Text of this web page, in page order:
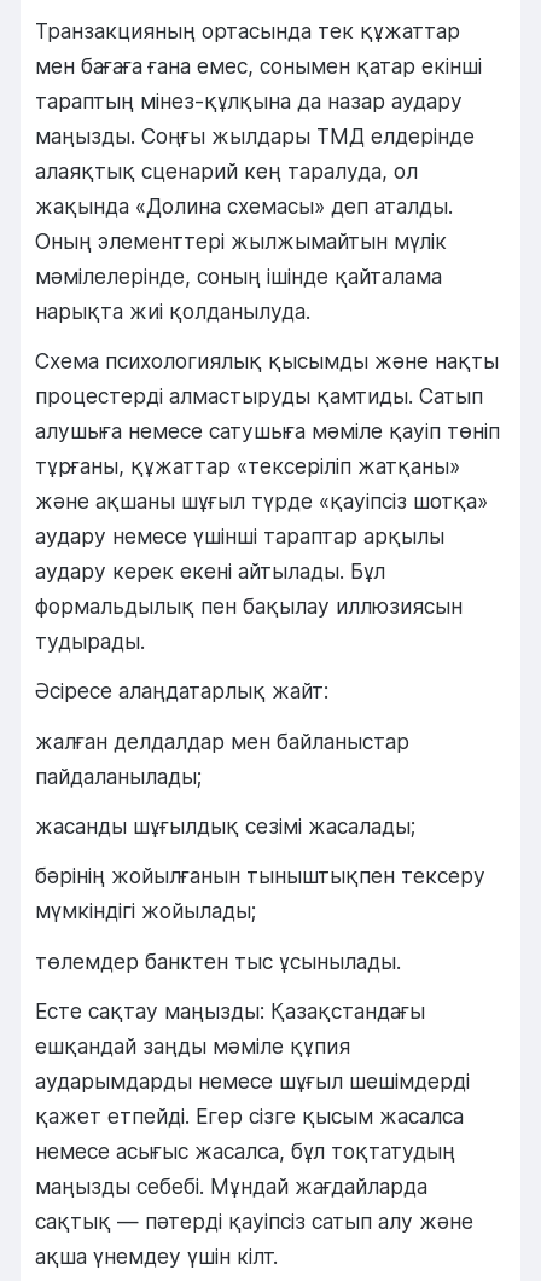
Транзакцияның ортасында тек құжаттар
мен бағаға ғана емес, сонымен қатар екінші
тараптың мінез-құлқына да назар аудару
маңызды. Соңғы жылдары ТМД елдерінде
алаяқтық сценарий кең таралуда, ол
жақында «Долина схемасы» деп аталды.
Оның элементтері жылжымайтын мүлік
мәмілелерінде, соның ішінде қайталама
нарықта жиі қолданылуда.
Схема психологиялық қысымды және нақты
процестерді алмастыруды қамтиды. Сатып
алушыға немесе сатушыға мәміле қауіп төніп
тұрғаны, құжаттар «тексеріліп жатқаны»
және ақшаны шұғыл түрде «қауіпсіз шотқа»
аудару немесе үшінші тараптар арқылы
аудару керек екені айтылады. Бұл
формальдылық пен бақылау иллюзиясын
тудырады.
Әсіресе алаңдатарлық жайт:
жалған делдалдар мен байланыстар
пайдаланылады;
жасанды шұғылдық сезімі жасалады;
бәрінің жойылғанын тыныштықпен тексеру
мүмкіндігі жойылады;
төлемдер банктен тыс ұсынылады.
Есте сақтау маңызды: Қазақстандағы
ешқандай заңды мәміле құпия
аударымдарды немесе шұғыл шешімдерді
қажет етпейді. Егер сізге қысым жасалса
немесе асығыс жасалса, бұл тоқтатудың
маңызды себебі. Мұндай жағдайларда
сақтық — пәтерді қауіпсіз сатып алу және
ақша үнемдеу үшін кілт.